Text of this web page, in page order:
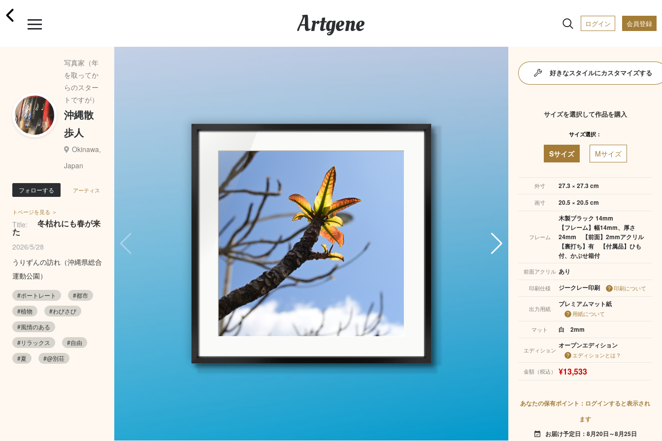
Artgene ログイン 会員登録
写真家（年
を取ってか
らのスター
トですが）
沖縄散
歩人
Okinawa,
Japan
フォローする アーティス
トページを見る ＞
Title: 冬枯れにも春が来
た
2026/5/28
うりずんの訪れ（沖縄県総合
運動公園）
#ポートレート
#都市
#植物
#わびさび
#風情のある
#リラックス
#自由
#夏
#@別荘
好きなスタイルにカスタマイズする
サイズを選択して作品を購入
サイズ選択：
Sサイズ Mサイズ
外寸 27.3 × 27.3 cm
画寸 20.5 × 20.5 cm
フレーム
木製ブラック 14mm
【フレーム】幅14mm、厚さ
24mm 【前面】2mmアクリル
【裏打ち】有 【付属品】ひも
付、かぶせ箱付
前面アクリル あり
印刷仕様 ジークレー印刷 印刷について
出力用紙
プレミアムマット紙
用紙について
マット
白 2mm
エディション
オープンエディション
エディションとは？
金額（税込） ¥13,533
あなたの保有ポイント：ログインすると表示され
ます
event_available お届け予定日：8月20日～8月25日